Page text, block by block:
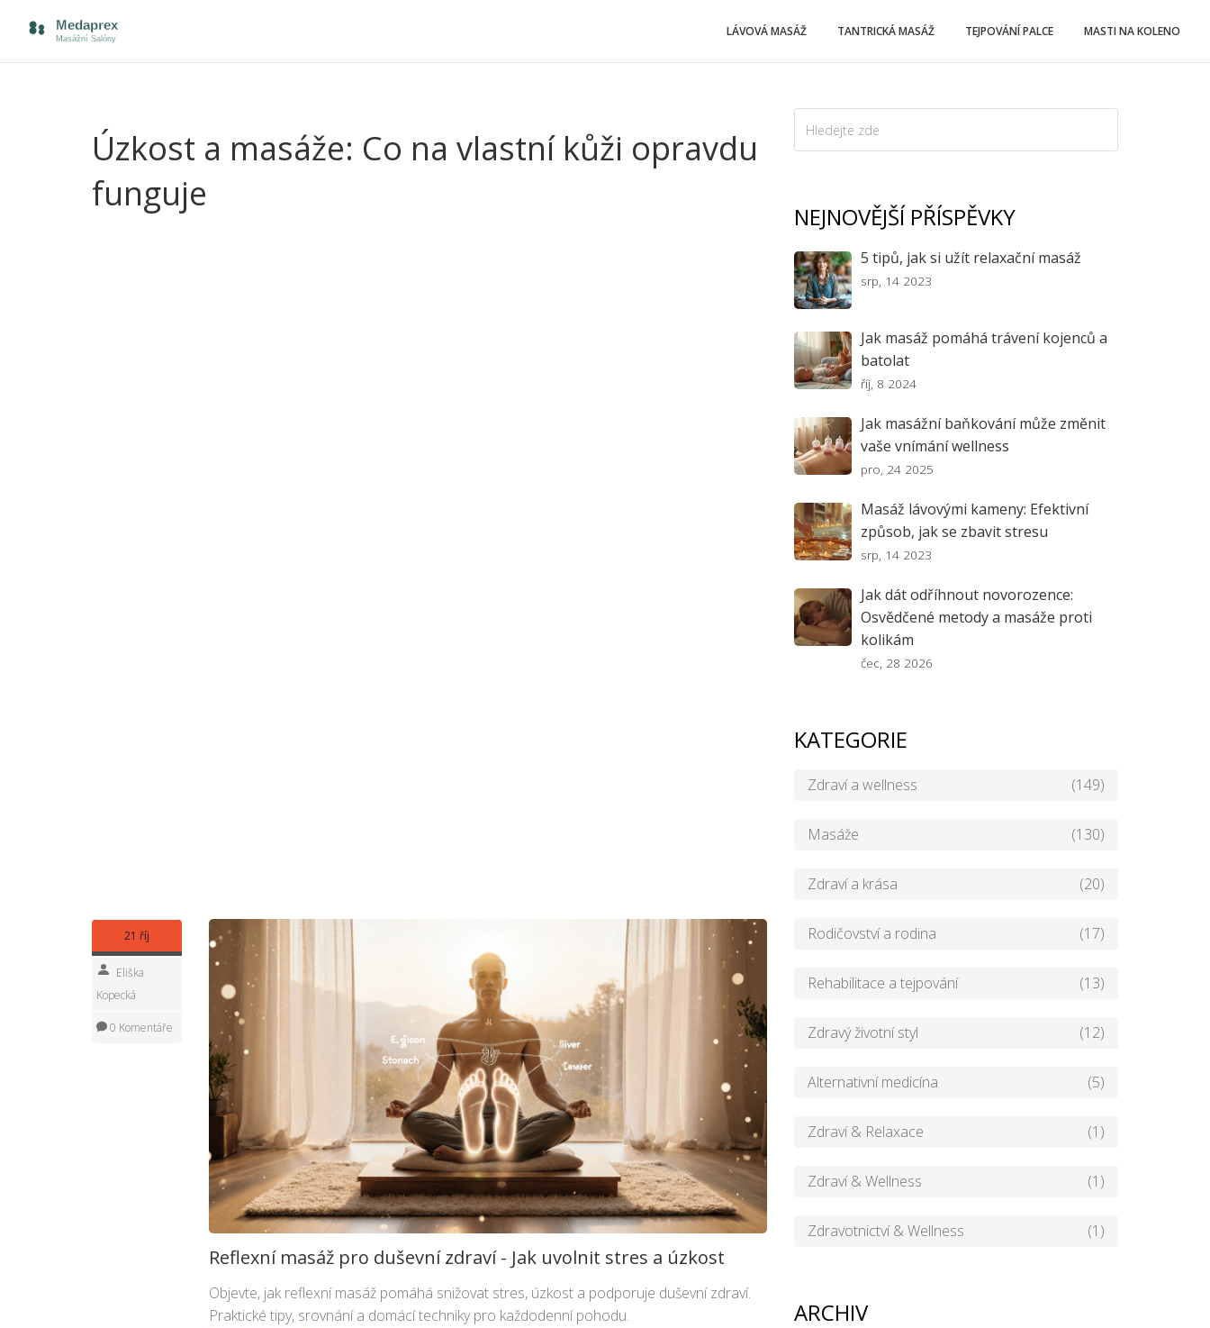
LÁVOVÁ MASÁŽ TANTRICKÁ MASÁŽ TEJPOVÁNÍ PALCE MASTI NA KOLENO
Úzkost a masáže: Co na vlastní kůži opravdu
funguje
21 říj
Eliška
Kopecká
0 Komentáře
Reflexní masáž pro duševní zdraví - Jak uvolnit stres a úzkost
Objevte, jak reflexní masáž pomáhá snižovat stres, úzkost a podporuje duševní zdraví.
Praktické tipy, srovnání a domácí techniky pro každodenní pohodu.
NEJNOVĚJŠÍ PŘÍSPĚVKY
5 tipů, jak si užít relaxační masáž
srp, 14 2023
Jak masáž pomáhá trávení kojenců a
batolat
říj, 8 2024
Jak masážní baňkování může změnit
vaše vnímání wellness
pro, 24 2025
Masáž lávovými kameny: Efektivní
způsob, jak se zbavit stresu
srp, 14 2023
Jak dát odříhnout novorozence:
Osvědčené metody a masáže proti
kolikám
čec, 28 2026
KATEGORIE
Zdraví a wellness (149)
Masáže (130)
Zdraví a krása (20)
Rodičovství a rodina (17)
Rehabilitace a tejpování (13)
Zdravý životní styl (12)
Alternativní medicína (5)
Zdraví & Relaxace (1)
Zdraví & Wellness (1)
Zdravotnictví & Wellness (1)
ARCHIV